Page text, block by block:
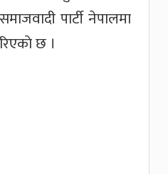
पार्टी नेपालमा
छ ।